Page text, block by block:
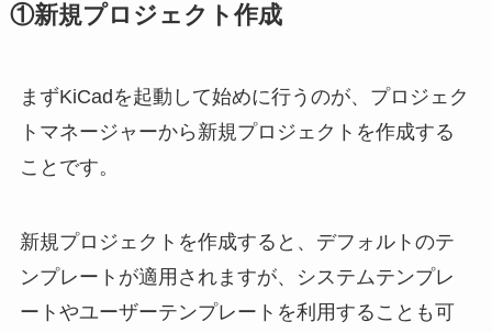
①新規プロジェクト作成
まずKiCadを起動して始めに行うのが、プロジェク
トマネージャーから新規プロジェクトを作成する
ことです。
新規プロジェクトを作成すると、デフォルトのテ
ンプレートが適用されますが、システムテンプレ
ートやユーザーテンプレートを利用することも可